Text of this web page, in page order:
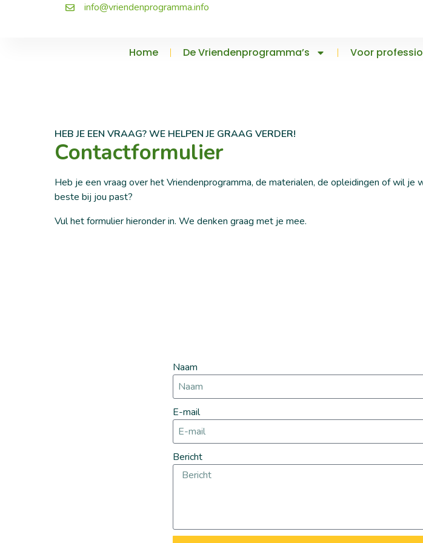
info@vriendenprogramma.info
Home De Vriendenprogramma’s Voor
HEB JE EEN VRAAG? WE HELPEN JE GRAAG VERDER!
Contactformulier
Heb je een vraag over het Vriendenprogramma, de materialen, de opleidingen of wil je
beste bij jou past?
Vul het formulier hieronder in. We denken graag met je mee.
Naam
E-mail
Bericht